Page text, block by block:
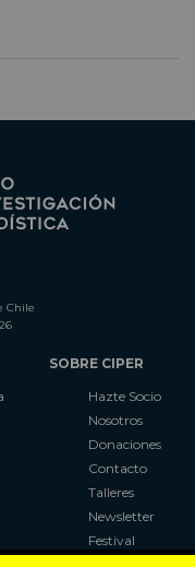
Chile
SOBRE CIPER
Hazte Socio
Nosotros
Donaciones
Contacto
Talleres
Newsletter
Festival